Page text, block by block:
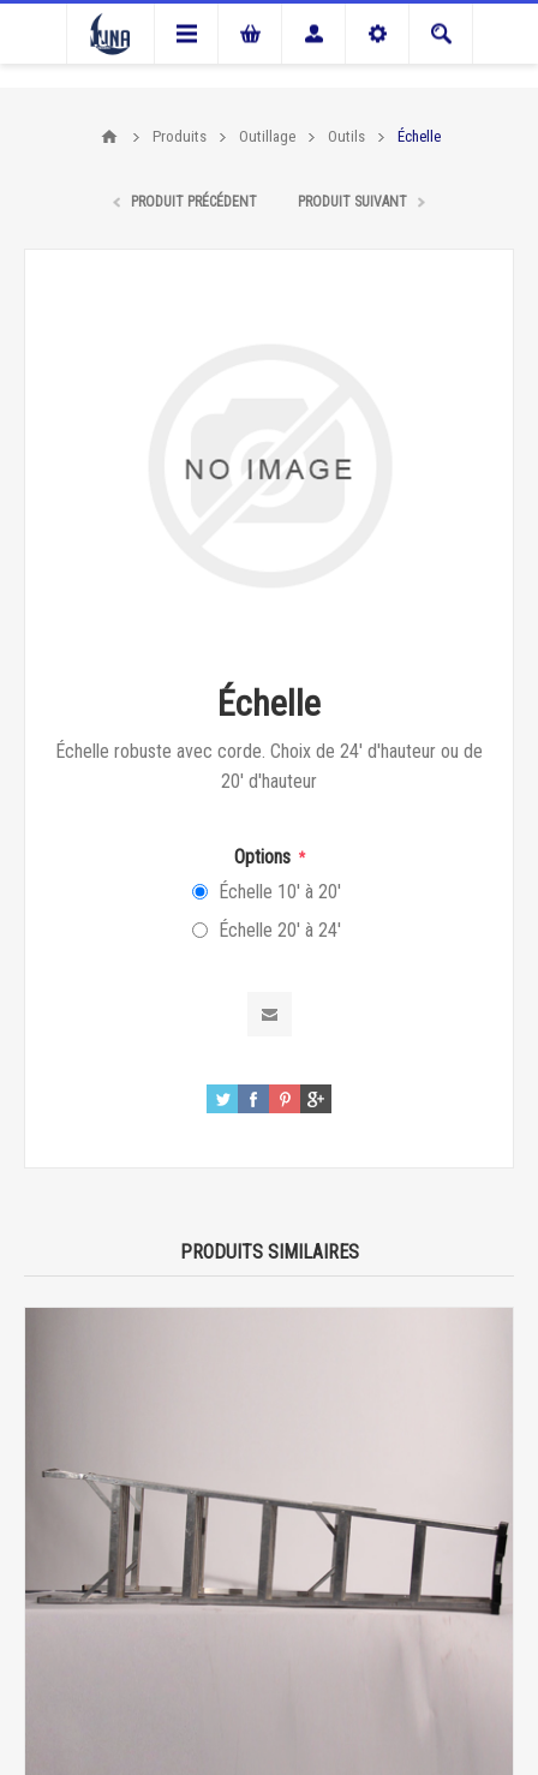
Produits Outillage Outils Échelle
PRODUIT PRÉCÉDENT PRODUIT SUIVANT
Échelle
Échelle robuste avec corde. Choix de 24' d'hauteur ou de
20' d'hauteur
Options *
Échelle 10' à 20'
Échelle 20' à 24'
PRODUITS SIMILAIRES